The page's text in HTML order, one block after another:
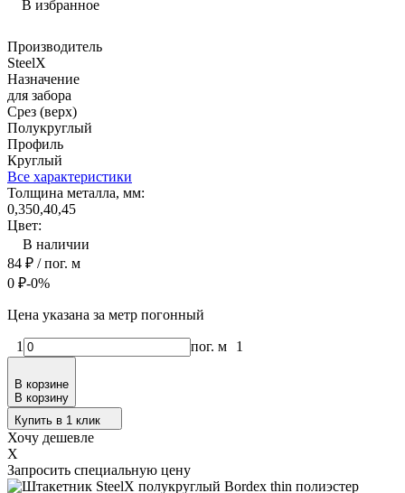
В избранное
Производитель
SteelX
Назначение
для забора
Срез (верх)
Полукруглый
Профиль
Круглый
Все характеристики
Толщина металла, мм:
0,350,40,45
Цвет:
В наличии
84 ₽ / пог. м
0 ₽-0%
Цена указана за метр погонный
1 пог. м 1
В корзине
В корзину
Купить в 1 клик
Хочу дешевле
X
Запросить специальную цену